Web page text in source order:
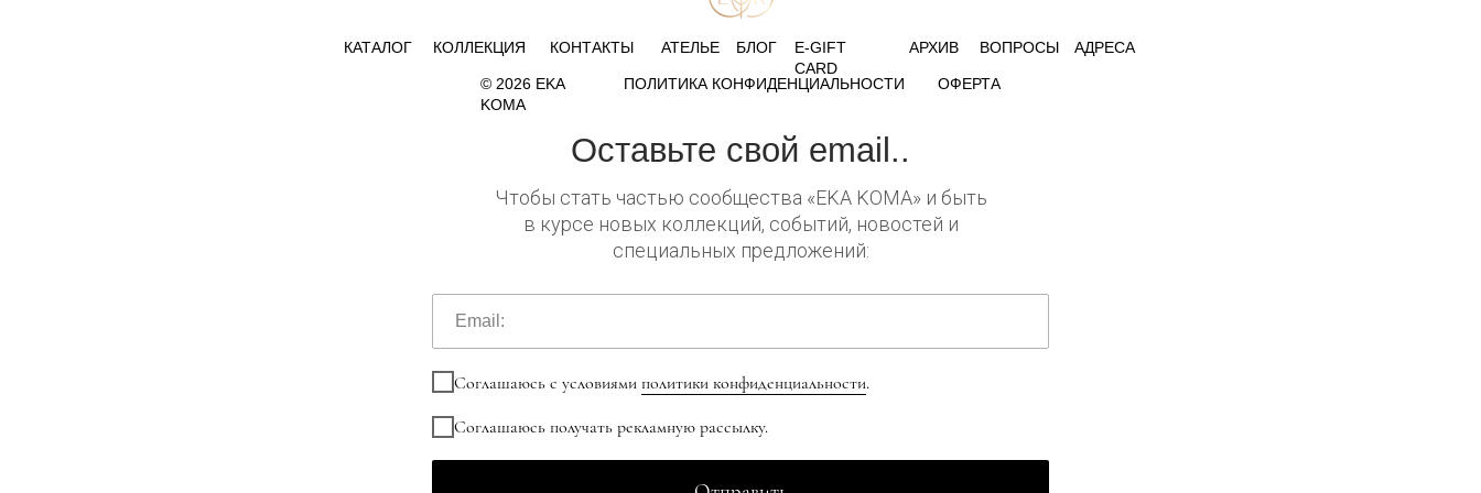
ПОЛИТИКА КОНФИДЕНЦИАЛЬНОСТИ
© 2026 EKA
KOMA
ОФЕРТА
КОНТАКТЫ ВОПРОСЫ
АРХИВ АДРЕСА
КОЛЛЕКЦИЯ
E-GIFT
CARD
АТЕЛЬЕ БЛОГ
КАТАЛОГ
Соглашаюсь с условиями политики конфиденциальности.
Соглашаюсь получать рекламную рассылку.
Чтобы стать частью сообщества «EKA KOMA» и быть
в курсе новых коллекций, событий, новостей и
специальных предложений:
Оставьте свой email..